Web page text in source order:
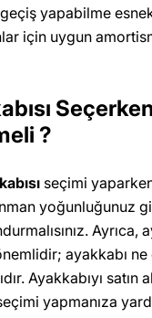
geçiş yapabilme
için uygun
?
seçimi
yoğunluğunuz
Ayrıca,
ayakkabı ne
Ayakkabıyı satın
yapmanıza